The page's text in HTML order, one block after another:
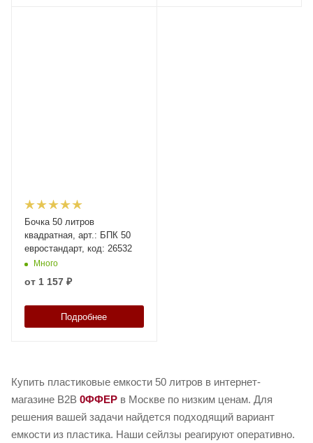
Бочка 50 литров
квадратная, арт.: БПК 50
евростандарт, код: 26532
Много
от 1 157 ₽
Подробнее
Купить пластиковые емкости 50 литров в интернет-
магазине B2B 0ФФЕР в Москве по низким ценам. Для
решения вашей задачи найдется подходящий вариант
емкости из пластика. Наши сейлзы реагируют оперативно.